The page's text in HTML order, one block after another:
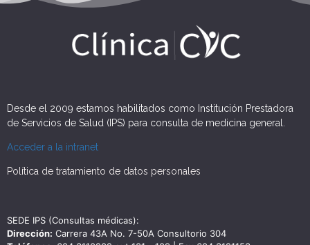
Desde el 2009 estamos habilitados como Institución Prestadora
de Servicios de Salud (IPS) para consulta de medicina general.
Acceder a la intranet
Política de tratamiento de datos personales
SEDE IPS (Consultas médicas):
Dirección: Carrera 43A No. 7-50A Consultorio 304